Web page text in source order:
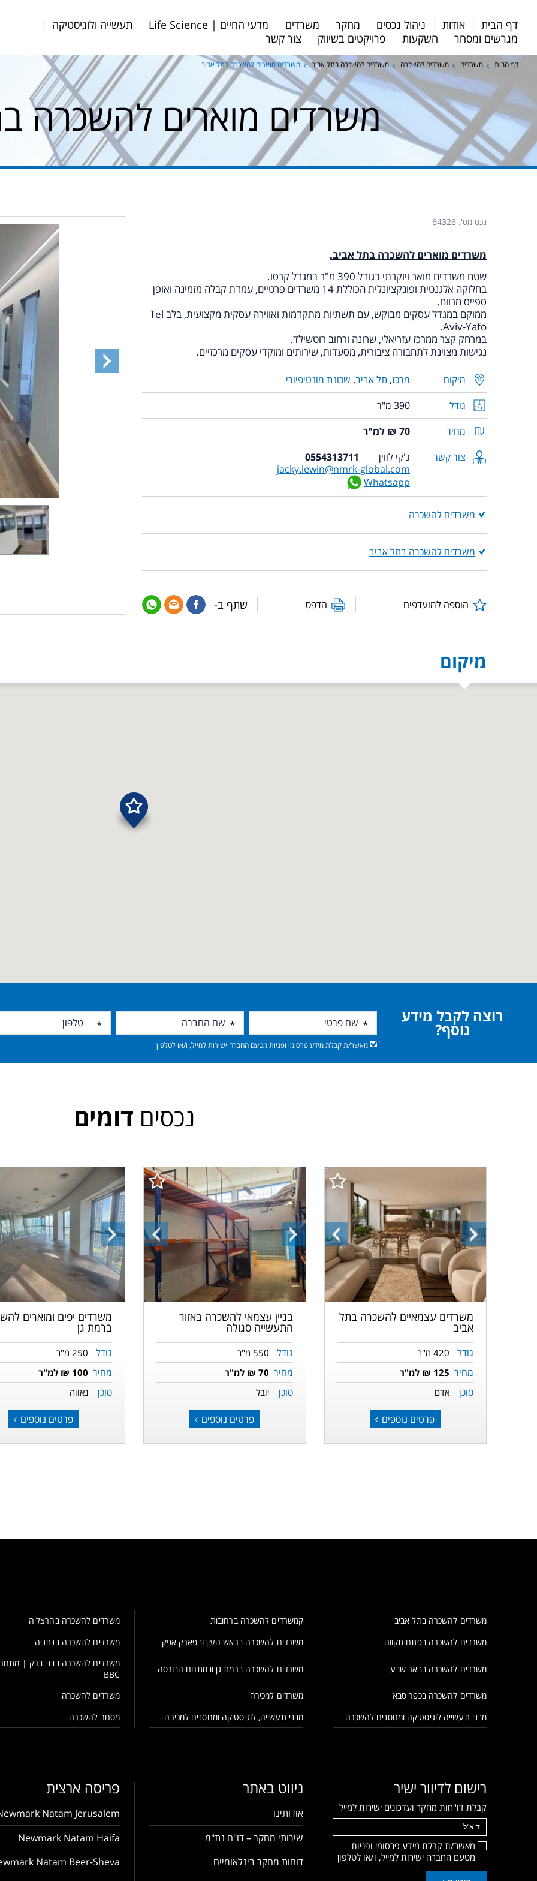
Menu
Bar
דף הבית אודות ניהול נכסים מחקר משרדים מדעי החיים | Life Science
תעשייה ולוגיסטיקה
מגרשים ומסחר
השקעות פרויקטים בשיווק צור קשר
דף הבית משרדים משרדים להשכרה משרדים להשכרה בתל אביב משרדים מוארים להשכרה בתל אביב
משרדים מוארים להשכרה
נכס מס'. 64326
משרדים מוארים להשכרה בתל אביב.
שטח משרדים מואר ויוקרתי בגודל 390 מ"ר במגדל קרסו.
בחלוקה אלגנטית ופונקציונלית הכוללת 14 משרדים פרטיים, עמדת קבלה מזמינה ואופן
ספייס מרווח.
ממוקם במגדל עסקים מבוקש, עם תשתיות מתקדמות ואווירה עסקית מקצועית, בלב Tel
Aviv-Yafo.
במרחק קצר ממרכז עזריאלי, שרונה ורחוב רוטשילד.
נגישות מצוינת לתחבורה ציבורית, מסעדות, שירותים ומוקדי עסקים מרכזיים.
מיקום מרכז, תל אביב, שכונת מונטיפיורי
גודל
390 מ"ר
מחיר
70 ₪ למ"ר
צור קשר
ג'קי לווין
0554313711
jacky.lewin@nmrk-global.com
Whatsapp
משרדים להשכרה
משרדים להשכרה בתל אביב
הוספה למועדפים הדפס שתף ב-
מיקום
רוצה לקבל מידע
נוסף?
מאשר/ת קבלת מידע פרסומי ופניות מטעם החברה ישירות למייל, ו/או לטלפון
נכסים דומים
התמונה
הקודמת
התמונה
הבאה
משרדים עצמאיים להשכרה בתל
אביב
גודל 420 מ"ר
מחיר 125 ₪ למ"ר
סוכן אדם
פרטים נוספים
התמונה
הקודמת
התמונה
הבאה
בניין עצמאי להשכרה באזור
התעשייה סגולה
גודל 550 מ"ר
מחיר 70 ₪ למ"ר
סוכן יובל
פרטים נוספים
התמונה
הבאה
משרדים יפים ומוארים
ברמת גן
גודל 250 מ"ר
מחיר 100 ₪ למ"ר
סוכן נאווה
פרטים נוספים
משרדים להשכרה בתל אביב קמשרדים להשכרה ברחובות משרדים להשכרה בהרצליה
משרדים להשכרה בפתח תקווה
משרדים להשכרה בראש העין ובפארק אפק משרדים להשכרה בנתניה
משרדים להשכרה בבאר שבע משרדים להשכרה ברמת גן ובמתחם הבורסה
משרדים להשכרה בבני ברק |
BBC
משרדים להשכרה בכפר סבא משרדים למכירה משרדים להשכרה
מבני תעשייה לוגיסטיקה ומחסנים להשכרה
מבני תעשייה, לוגיסטיקה ומחסנים למכירה מסחר להשכרה
רישום לדיוור ישיר
קבלת דו"חות מחקר ועדכונים ישירות למייל
מאשר/ת קבלת מידע פרסומי ופניות
מטעם החברה ישירות למייל, ו/או לטלפון
ניווט באתר
אודותינו
שירותי מחקר – דו"ח נת"מ
דוחות מחקר בינלאומיים
פריסה ארצית
Natam Jerusalem
Newmark Natam Haifa
Natam Beer-Sheva